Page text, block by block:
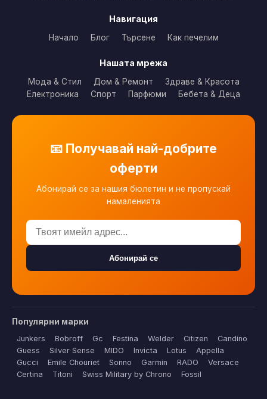
Навигация
Начало Блог Търсене Как печелим
Нашата мрежа
Мода & Стил Дом & Ремонт
Здраве & Красота
Електроника
Спорт Парфюми Бебета & Деца
📧 Получавай най-добрите
оферти
Абонирай се за нашия бюлетин и не пропускай
намаленията
Абонирай се
Популярни марки
Junkers Bobroff Gc Festina Welder Citizen
Candino
Guess
Silver Sense MIDO Invicta Lotus
Appella
Gucci
Emile Chouriet Sonno Garmin RADO
Versace
Certina
Titoni Swiss Military by Chrono Fossil